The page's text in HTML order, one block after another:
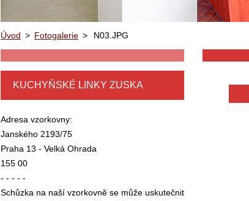
Úvod > Fotogalerie > N03.JPG
KUCHYŇSKÉ LINKY ZUSKA
Adresa vzorkovny:
Janského 2193/75
Praha 13 - Velká Ohrada
155 00
- - - - -
Schůzka na naší vzorkovně se může uskutečnit